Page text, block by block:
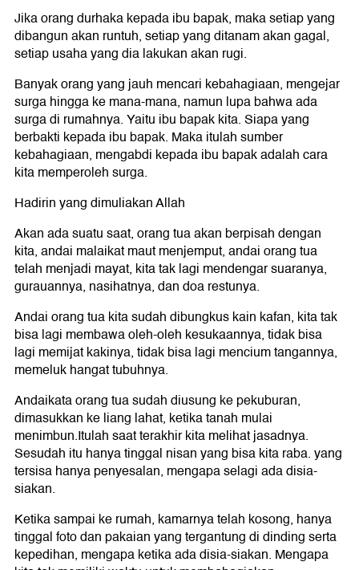
Jika orang durhaka kepada ibu bapak, maka setiap yang
dibangun akan runtuh, setiap yang ditanam akan gagal,
setiap usaha yang dia lakukan akan rugi.
Banyak orang yang jauh mencari kebahagiaan, mengejar
surga hingga ke mana-mana, namun lupa bahwa ada
surga di rumahnya. Yaitu ibu bapak kita. Siapa yang
berbakti kepada ibu bapak. Maka itulah sumber
kebahagiaan, mengabdi kepada ibu bapak adalah cara
kita memperoleh surga.
Hadirin yang dimuliakan Allah
Akan ada suatu saat, orang tua akan berpisah dengan
kita, andai malaikat maut menjemput, andai orang tua
telah menjadi mayat, kita tak lagi mendengar suaranya,
gurauannya, nasihatnya, dan doa restunya.
Andai orang tua kita sudah dibungkus kain kafan, kita tak
bisa lagi membawa oleh-oleh kesukaannya, tidak bisa
lagi memijat kakinya, tidak bisa lagi mencium tangannya,
memeluk hangat tubuhnya.
Andaikata orang tua sudah diusung ke pekuburan,
dimasukkan ke liang lahat, ketika tanah mulai
menimbun.Itulah saat terakhir kita melihat jasadnya.
Sesudah itu hanya tinggal nisan yang bisa kita raba. yang
tersisa hanya penyesalan, mengapa selagi ada disia-
siakan.
Ketika sampai ke rumah, kamarnya telah kosong, hanya
tinggal foto dan pakaian yang tergantung di dinding serta
kepedihan, mengapa ketika ada disia-siakan. Mengapa